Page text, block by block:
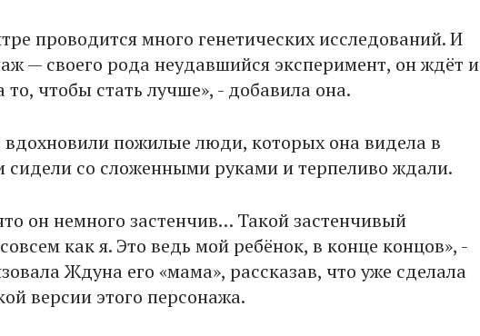
проводится много генетических исследований. И
— своего рода неудавшийся эксперимент, он ждёт и
то, чтобы стать лучше», - добавила она.
вдохновили пожилые люди, которых она видела в
сидели со сложенными руками и терпеливо ждали.
он немного застенчив… Такой застенчивый
как я. Это ведь мой ребёнок, в конце концов», -
Ждуна его «мама», рассказав, что уже сделала
версии этого персонажа.